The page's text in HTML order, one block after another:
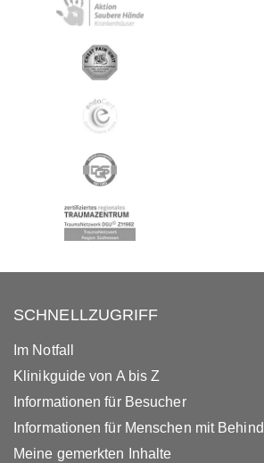
SCHNELLZUGRIFF
Im Notfall
Klinikguide von A bis Z
Informationen für Besucher
Informationen für Menschen mit
Meine gemerkten Inhalte